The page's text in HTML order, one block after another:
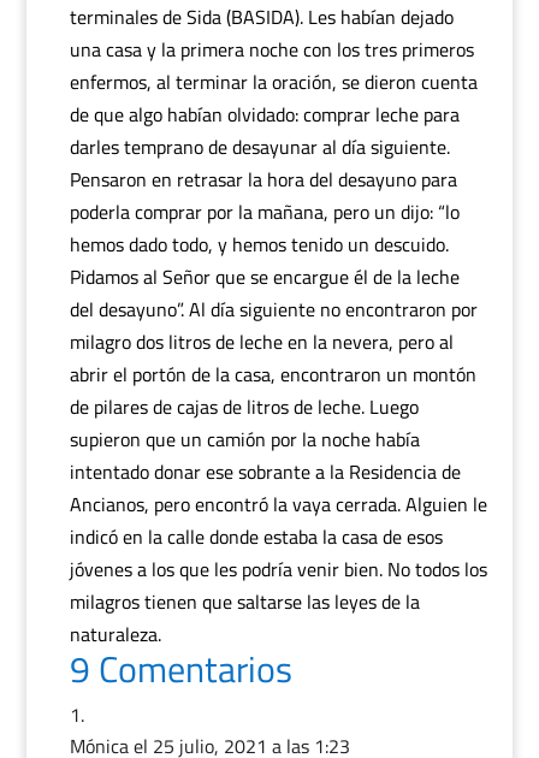
terminales de Sida (BASIDA). Les habían dejado
una casa y la primera noche con los tres primeros
enfermos, al terminar la oración, se dieron cuenta
de que algo habían olvidado: comprar leche para
darles temprano de desayunar al día siguiente.
Pensaron en retrasar la hora del desayuno para
poderla comprar por la mañana, pero un dijo: “lo
hemos dado todo, y hemos tenido un descuido.
Pidamos al Señor que se encargue él de la leche
del desayuno”. Al día siguiente no encontraron por
milagro dos litros de leche en la nevera, pero al
abrir el portón de la casa, encontraron un montón
de pilares de cajas de litros de leche. Luego
supieron que un camión por la noche había
intentado donar ese sobrante a la Residencia de
Ancianos, pero encontró la vaya cerrada. Alguien le
indicó en la calle donde estaba la casa de esos
jóvenes a los que les podría venir bien. No todos los
milagros tienen que saltarse las leyes de la
naturaleza.
9 Comentarios
Mónicael 25 julio, 2021 a las 1:23